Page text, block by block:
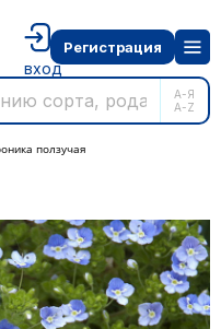
А-Я
A-Z
вход
Регистрация
ползучая